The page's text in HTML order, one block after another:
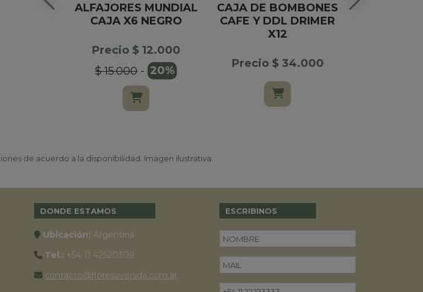
ALFAJORES MUNDIAL
CAJA X6 NEGRO
Precio $ 12.000
$ 15.000- 20%
CAJA DE BOMBONES
CAFE Y DDL DRIMER
X12
Precio $ 34.000
de acuerdo a la disponibilidad. Imagen ilustrativa.
DONDE ESTAMOS
Ubicación: Argentina
Tel.: +54 11 42520309
contacto@floresavenida.com.ar
ESCRIBINOS